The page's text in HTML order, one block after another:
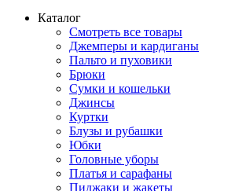
Каталог
Смотреть все товары
Джемперы и кардиганы
Пальто и пуховики
Брюки
Сумки и кошельки
Джинсы
Куртки
Блузы и рубашки
Юбки
Головные уборы
Платья и сарафаны
Пиджаки и жакеты